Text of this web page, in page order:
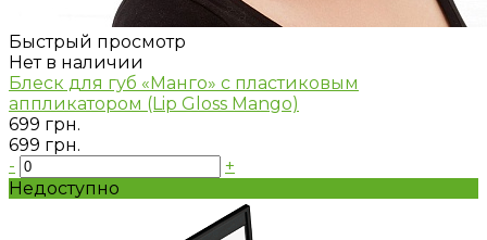
Быстрый просмотр
Нет в наличии
Блеск для губ «Манго» с пластиковым
аппликатором (Lip Gloss Mango)
699 грн.
699 грн.
-
+
Недоступно